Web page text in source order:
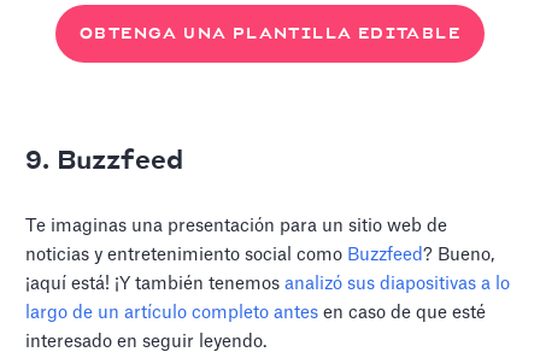
OBTENGA UNA PLANTILLA EDITABLE
9. Buzzfeed
Te imaginas una presentación para un sitio web de
noticias y entretenimiento social como Buzzfeed? Bueno,
¡aquí está! ¡Y también tenemosanalizó sus diapositivas a lo
largo de un artículo completo antes en caso de que esté
interesado en seguir leyendo.